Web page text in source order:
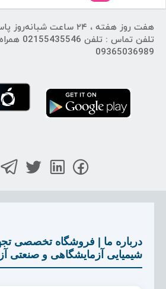
هفت روز هفته ، ۲۴ ساعت
09365036989
درباره ما | فروشگاه تخصصی
شیمیایی آزمایشگاهی و صنعتی